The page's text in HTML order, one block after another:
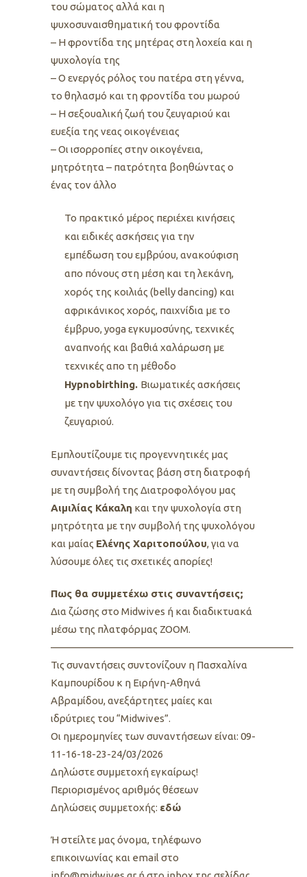
του σώματος αλλά και η
ψυχοσυναισθηματική του φροντίδα
– Η φροντίδα της μητέρας στη λοχεία και η
ψυχολογία της
– Ο ενεργός ρόλος του πατέρα στη γέννα,
το θηλασμό και τη φροντίδα του μωρού
– Η σεξουαλική ζωή του ζευγαριού και
ευεξία της νεας οικογένειας
– Οι ισορροπίες στην οικογένεια,
μητρότητα – πατρότητα βοηθώντας ο
ένας τον άλλο
Το πρακτικό μέρος περιέχει κινήσεις
και ειδικές ασκήσεις για την
εμπέδωση του εμβρύου, ανακούφιση
απο πόνους στη μέση και τη λεκάνη,
χορός της κοιλιάς (belly dancing) και
αφρικάνικος χορός, παιχνίδια με το
έμβρυο, yoga εγκυμοσύνης, τεχνικές
αναπνοής και βαθιά χαλάρωση με
τεχνικές απο τη μέθοδο
Hypnobirthing. Βιωματικές ασκήσεις
με την ψυχολόγο για τις σχέσεις του
ζευγαριού.
Εμπλουτίζουμε τις προγεννητικές μας
συναντήσεις δίνοντας βάση στη διατροφή
με τη συμβολή της Διατροφολόγου μας
Αιμιλίας Κάκαλη και την ψυχολογία στη
μητρότητα με την συμβολή της ψυχολόγου
και μαίας Ελένης Χαριτοπούλου, για να
λύσουμε όλες τις σχετικές απορίες!
Πως θα συμμετέχω στις συναντήσεις;
Δια ζώσης στο Midwives ή και διαδικτυακά
μέσω της πλατφόρμας ZOOM.
Τις συναντήσεις συντονίζουν η Πασχαλίνα
Καμπουρίδου κ η Ειρήνη-Αθηνά
Αβραμίδου, ανεξάρτητες μαίες και
ιδρύτριες του “Midwives”.
Oι ημερομηνίες των συναντήσεων είναι: 09-
11-16-18-23-24/03/2026
Δηλώστε συμμετοχή εγκαίρως!
Περιορισμένος αριθμός θέσεων
Δηλώσεις συμμετοχής: εδώ
Ή στείλτε μας όνομα, τηλέφωνο
επικοινωνίας και email στο